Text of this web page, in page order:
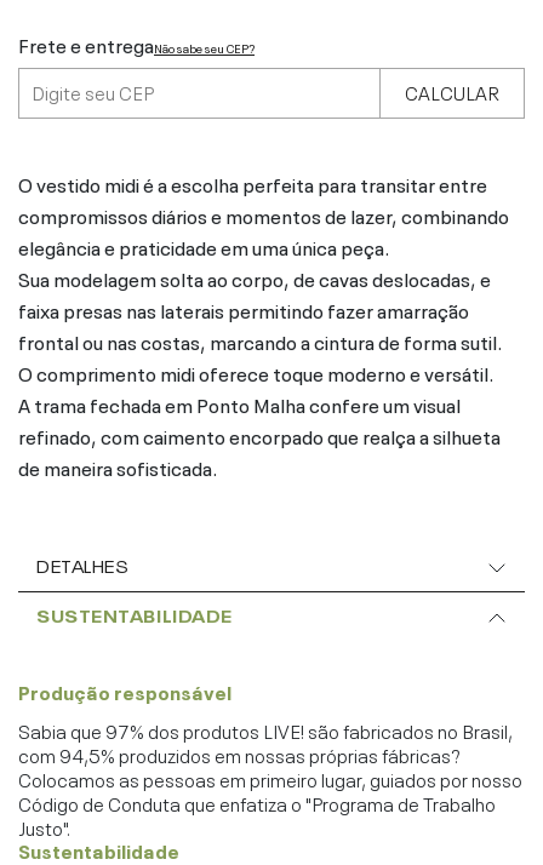
Frete e entregaNão sabe seu CEP?
CALCULAR
O vestido midi é a escolha perfeita para transitar entre
compromissos diários e momentos de lazer, combinando
elegância e praticidade em uma única peça.
Sua modelagem solta ao corpo, de cavas deslocadas, e
faixa presas nas laterais permitindo fazer amarração
frontal ou nas costas, marcando a cintura de forma sutil.
O comprimento midi oferece toque moderno e versátil.
A trama fechada em Ponto Malha confere um visual
refinado, com caimento encorpado que realça a silhueta
de maneira sofisticada.
DETALHES
SUSTENTABILIDADE
Produção responsável
Sabia que 97% dos produtos LIVE! são fabricados no Brasil,
com 94,5% produzidos em nossas próprias fábricas?
Colocamos as pessoas em primeiro lugar, guiados por nosso
Código de Conduta que enfatiza o "Programa de Trabalho
Justo".
Sustentabilidade